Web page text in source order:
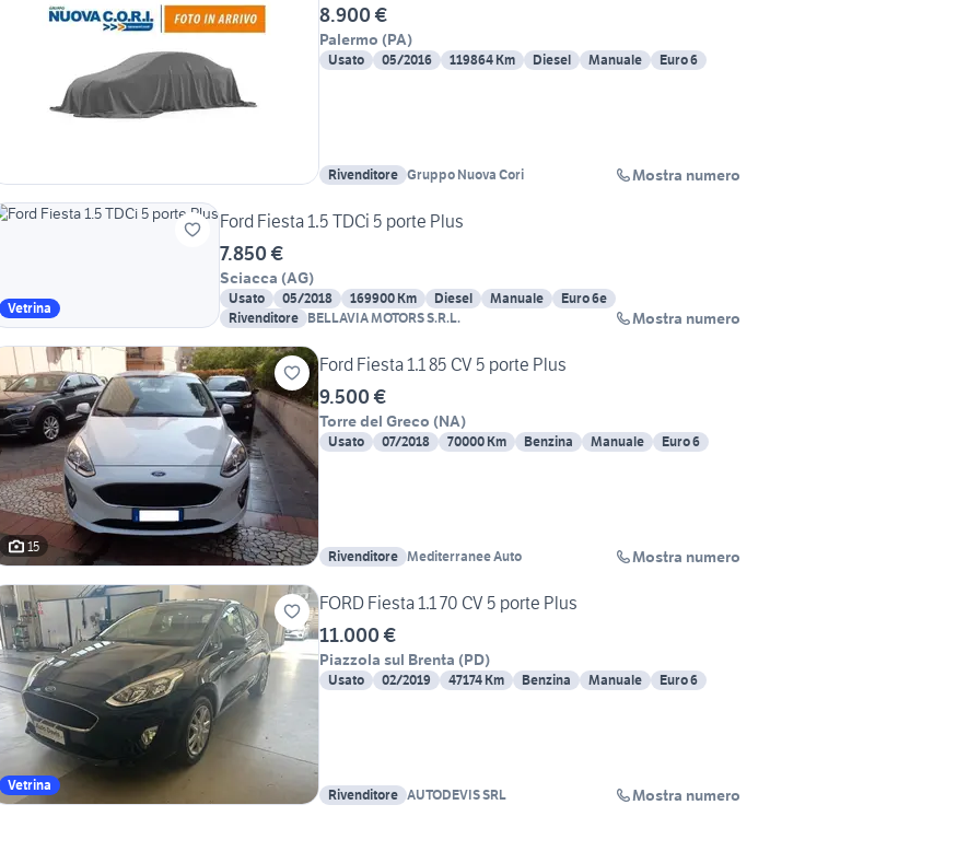
8.900 €
Palermo (PA)
Usato 05/2016 119864 Km Diesel Manuale Euro 6
Rivenditore Gruppo Nuova Cori Mostra numero
Vetrina
Ford Fiesta 1.5 TDCi 5 porte Plus
7.850 €
Sciacca (AG)
Usato 05/2018 169900 Km Diesel Manuale
Euro 6e
Rivenditore BELLAVIA MOTORS S.R.L. Mostra numero
15
Ford Fiesta 1.1 85 CV 5 porte Plus
9.500 €
Torre del Greco (NA)
Usato 07/2018 70000 Km Benzina Manuale Euro 6
Rivenditore Mediterranee Auto Mostra numero
Vetrina
FORD Fiesta 1.1 70 CV 5 porte Plus
11.000 €
Piazzola sul Brenta (PD)
Usato 02/2019 47174 Km Benzina Manuale Euro 6
Rivenditore AUTODEVIS SRL Mostra numero